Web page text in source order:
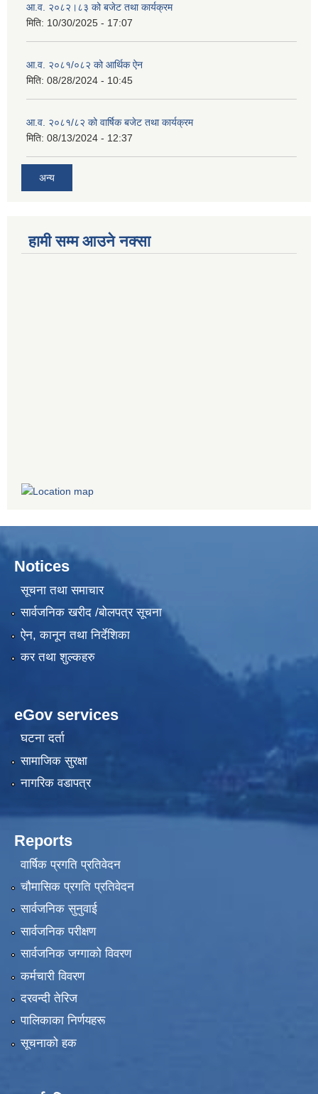
आ.व. २०८२।८३ को बजेट तथा कार्यक्रम
मिति: 10/30/2025 - 17:07
आ.व. २०८१/०८२ को आर्थिक ऐन
मिति: 08/28/2024 - 10:45
आ.व. २०८१/८२ को वार्षिक बजेट तथा कार्यक्रम
मिति: 08/13/2024 - 12:37
अन्य
हामी सम्म आउने नक्सा
Notices
सूचना तथा समाचार
सार्वजनिक खरीद /बोलपत्र सूचना
ऐन, कानून तथा निर्देशिका
कर तथा शुल्कहरु
eGov services
घटना दर्ता
सामाजिक सुरक्षा
नागरिक वडापत्र
Reports
वार्षिक प्रगति प्रतिवेदन
चौमासिक प्रगति प्रतिवेदन
सार्वजनिक सुनुवाई
सार्वजनिक परीक्षण
सार्वजनिक जग्गाको विवरण
कर्मचारी विवरण
दरवन्दी तेरिज
पालिकाका निर्णयहरू
सूचनाको हक